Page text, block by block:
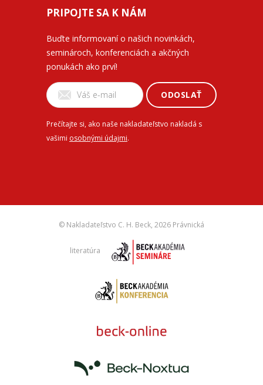
PRIPOJTE SA K NÁM
Buďte informovaní o našich novinkách,
seminároch, konferenciách a akčných
ponukách ako prví!
ODOSLAŤ
Prečítajte si, ako naše nakladateľstvo nakladá s
vašimi osobnými údajmi.
© Nakladateľstvo C. H. Beck, 2026 Právnická
literatúra